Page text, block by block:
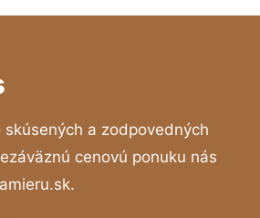
a zodpovedných
cenovú ponuku nás